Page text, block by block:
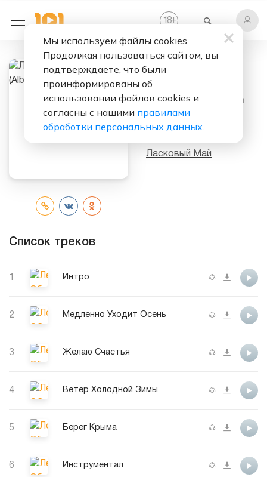
18+
Слушать бесплатно
Лето Обмануло
Нас (Album)
Ласковый Май
Список треков
1 Интро
2 Медленно Уходит Осень
3 Желаю Счастья
4 Ветер Холодной Зимы
5 Берег Крыма
6 Инструментал
Мы используем файлы cookies.
Продолжая пользоваться сайтом, вы
подтверждаете, что были
проинформированы об
использовании файлов cookies и
согласны с нашими правилами
обработки персональных данных.